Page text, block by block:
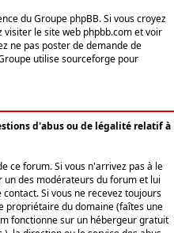
du Groupe phpBB. Si vous croyez
le site web phpbb.com et voir
ne pas poster de demande de
utilise sourceforge pour
d'abus ou de légalité relatif à
ce forum. Si vous n'arrivez pas à le
des modérateurs du forum et lui
Si vous ne recevez toujours
propriétaire du domaine (faîtes une
fonctionne sur un hébergeur gratuit